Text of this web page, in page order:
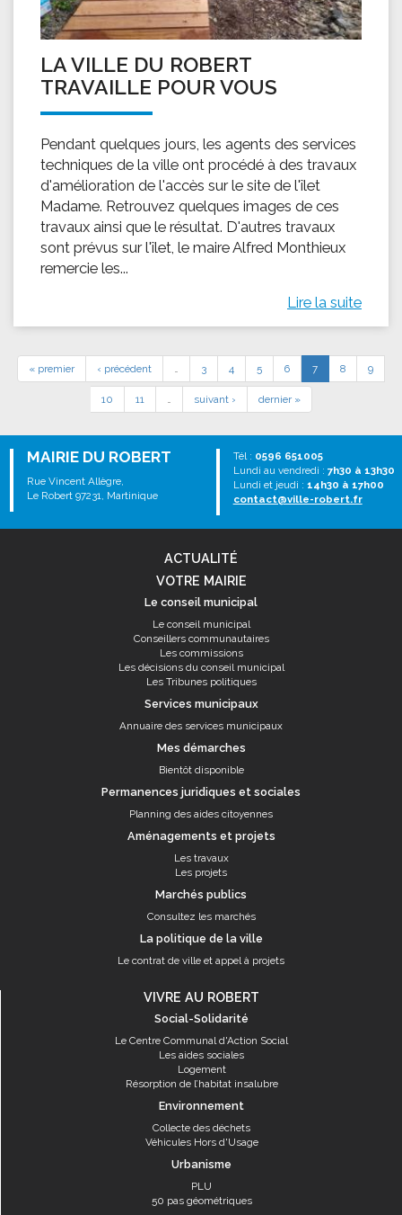
LA VILLE DU ROBERT
TRAVAILLE POUR VOUS
Pendant quelques jours, les agents des services
techniques de la ville ont procédé à des travaux
d'amélioration de l'accès sur le site de l'îlet
Madame. Retrouvez quelques images de ces
travaux ainsi que le résultat. D'autres travaux
sont prévus sur l'îlet, le maire Alfred Monthieux
remercie les...
Lire la suite
« premier ‹ précédent … 3 4 5 6 7 8 9
10 11 … suivant › dernier »
MAIRIE DU ROBERT
Rue Vincent Allègre,
Le Robert 97231, Martinique
Tél : 0596 651005
Lundi au vendredi : 7h30 à 13h30
Lundi et jeudi : 14h30 à 17h00
contact@ville-robert.fr
ACTUALITÉ
VOTRE MAIRIE
Le conseil municipal
Le conseil municipal
Conseillers communautaires
Les commissions
Les décisions du conseil municipal
Les Tribunes politiques
Services municipaux
Annuaire des services municipaux
Mes démarches
Bientôt disponible
Permanences juridiques et sociales
Planning des aides citoyennes
Aménagements et projets
Les travaux
Les projets
Marchés publics
Consultez les marchés
La politique de la ville
Le contrat de ville et appel à projets
VIVRE AU ROBERT
Social-Solidarité
Le Centre Communal d'Action Social
Les aides sociales
Logement
Résorption de l’habitat insalubre
Environnement
Collecte des déchets
Véhicules Hors d'Usage
Urbanisme
PLU
50 pas géométriques